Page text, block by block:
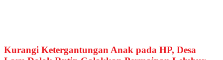
Kurangi Ketergantungan Anak pada HP, Desa